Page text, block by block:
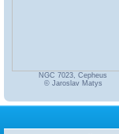
NGC 7023, Cepheus
© Jaroslav Matys